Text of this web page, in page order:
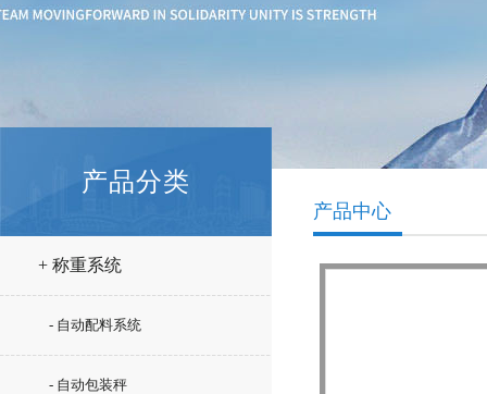
产品分类
+ 称重系统
- 自动配料系统
- 自动包装秤
产品中心